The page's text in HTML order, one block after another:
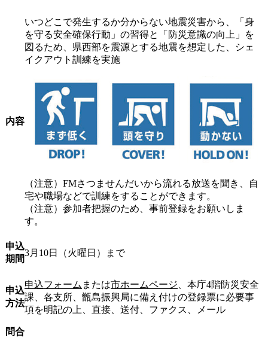
内容
いつどこで発生するか分からない地震災害から、「身
を守る安全確保行動」の習得と「防災意識の向上」を
図るため、県西部を震源とする地震を想定した、シェ
イクアウト訓練を実施
（注意）FMさつませんだいから流れる放送を聞き、自
宅や職場などで訓練をすることができます。
（注意）参加者把握のため、事前登録をお願いしま
す。
申込
期間
3月10日（火曜日）まで
申込
方法
申込フォーム または市ホームページ 、本庁4階防災安全
課、各支所、甑島振興局に備え付けの登録票に必要事
項を明記の上、直接、送付、ファクス、メール
問合